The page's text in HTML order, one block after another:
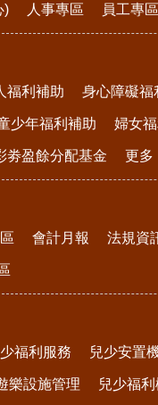
) 人事專區 員工專區
福利補助 身心障礙福
少年福利補助 婦女
劵盈餘分配基金 更多
會計月報 法規資
福利服務 兒少安置
樂設施管理 兒少福